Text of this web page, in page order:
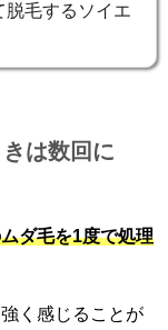
脱毛するソイエ
は数回に
ダ毛を1度で処理
く感じることが